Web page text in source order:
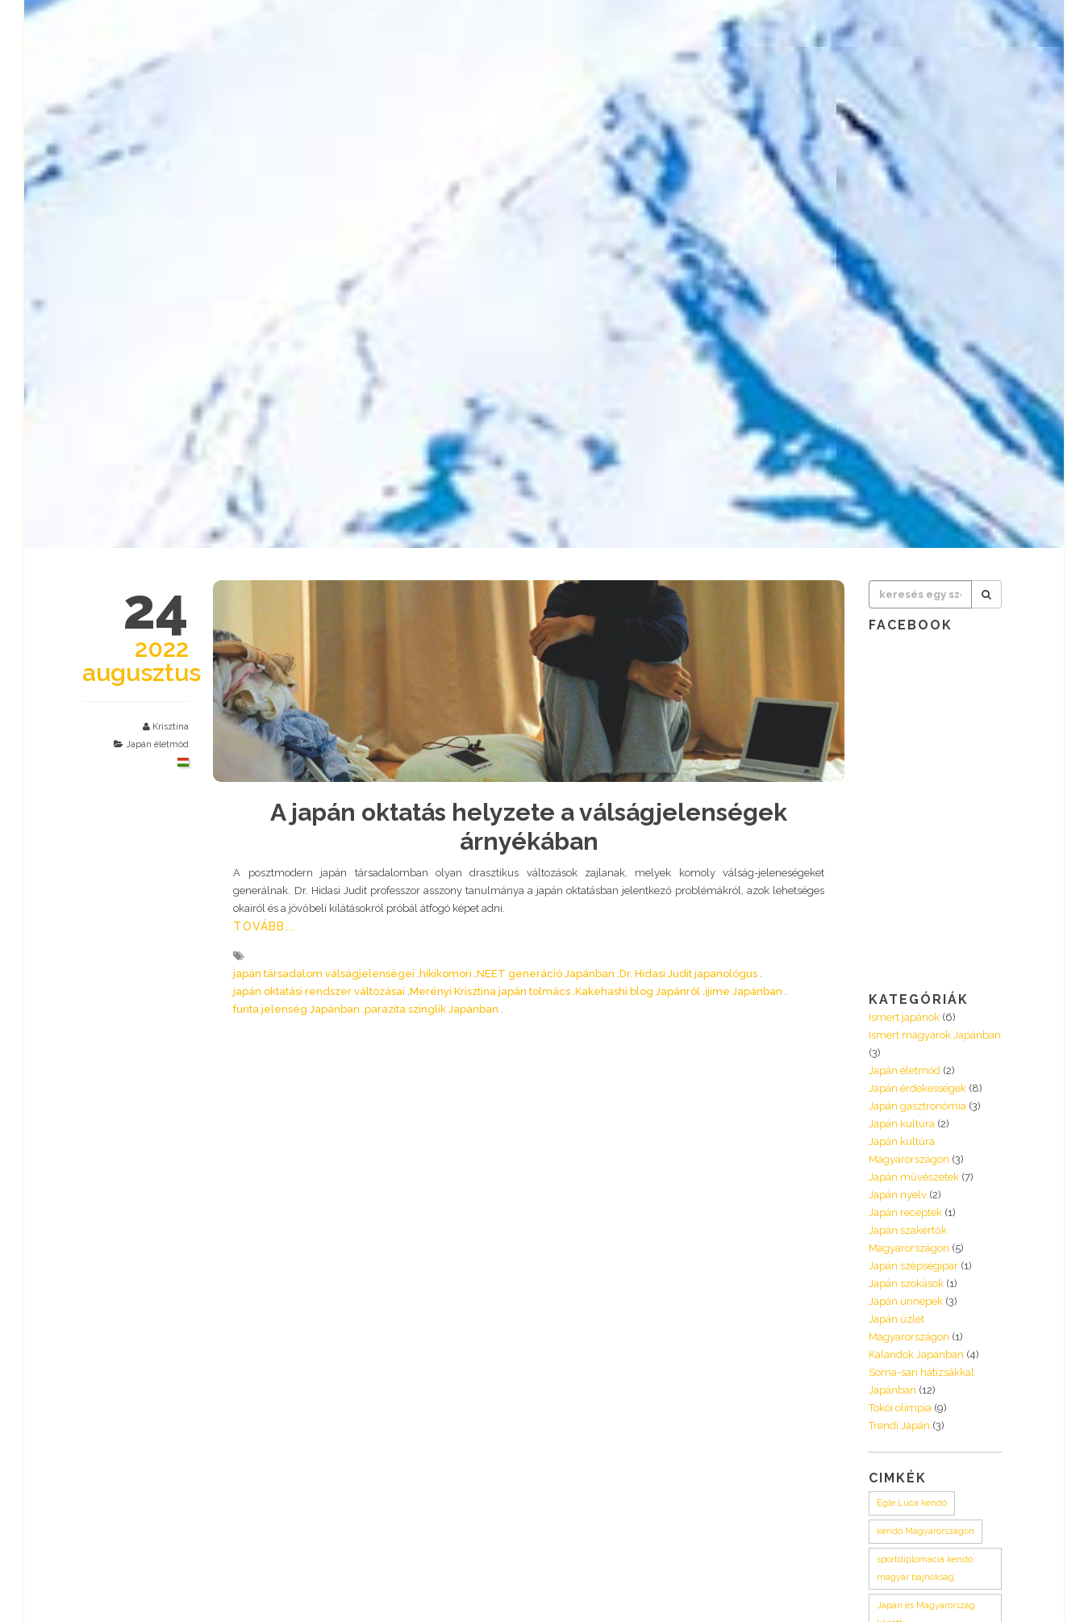
24
2022
augusztus
Krisztina
Japán életmód
A japán oktatás helyzete a válságjelenségek
árnyékában
A posztmodern japán társadalomban olyan drasztikus változások zajlanak, melyek komoly válság-jeleneségeket
generálnak. Dr. Hidasi Judit professzor asszony tanulmánya a japán oktatásban jelentkező problémákról, azok lehetséges
okairól és a jövőbeli kilátásokról próbál átfogó képet adni.
TOVÁBB...
japán társadalom válságjelenségei hikikomori NEET generáció Japánban Dr. Hidasi Judit japanológus
japán oktatási rendszer változásai Merényi Krisztina japán tolmács Kakehashi blog Japánról ijime Japánban
furita jelenség Japánban parazita szinglik Japánban
FACEBOOK
KATEGÓRIÁK
Ismert japánok (6)
Ismert magyarok Japánban
(3)
Japán életmód (2)
Japán érdekességek (8)
Japán gasztronómia (3)
Japán kultúra (2)
Japán kultúra
Magyarországon (3)
Japán művészetek (7)
Japán nyelv (2)
Japán receptek (1)
Japán szakértők
Magyarországon (5)
Japán szépségipar (1)
Japán szokások (1)
Japán ünnepek (3)
Japán üzlet
Magyarországon (1)
Kalandok Japánban (4)
Soma-san hátizsákkal
Japánban (12)
Tokói olimpia (9)
Trendi Japán (3)
CIMKÉK
Egle Luca kendó
kendó Magyarországon
sportdiplomácia kendó
magyar bajnokság
Japán és Magyarország